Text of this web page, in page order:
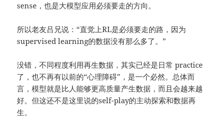
sense，也是大模型应用必须要走的方向。
所以老友吕兄说：“直觉上RL是必须要走的路，因为
supervised learning的数据没有那么多了。”
没错，不同程度利用再生数据，其实已经是日常 practice
了，也不再有以前的“心理障碍”，是一个必然。总体而
言，模型就是比人能够更高质量产生数据，而且会越来越
好。但这还不是这里说的self-play的主动探索和数据再
生。